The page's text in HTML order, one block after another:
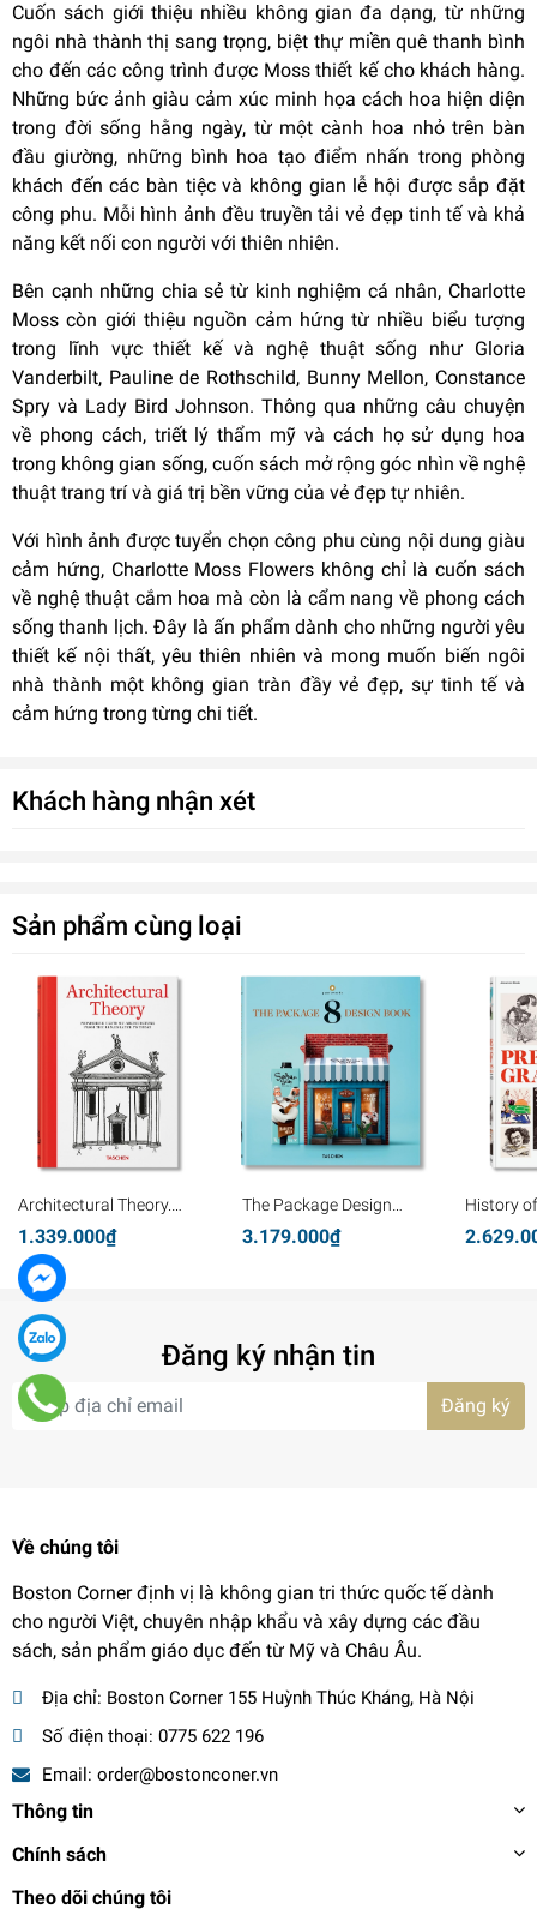
Cuốn sách giới thiệu nhiều không gian đa dạng, từ những
ngôi nhà thành thị sang trọng, biệt thự miền quê thanh bình
cho đến các công trình được Moss thiết kế cho khách hàng.
Những bức ảnh giàu cảm xúc minh họa cách hoa hiện diện
trong đời sống hằng ngày, từ một cành hoa nhỏ trên bàn
đầu giường, những bình hoa tạo điểm nhấn trong phòng
khách đến các bàn tiệc và không gian lễ hội được sắp đặt
công phu. Mỗi hình ảnh đều truyền tải vẻ đẹp tinh tế và khả
năng kết nối con người với thiên nhiên.
Bên cạnh những chia sẻ từ kinh nghiệm cá nhân, Charlotte
Moss còn giới thiệu nguồn cảm hứng từ nhiều biểu tượng
trong lĩnh vực thiết kế và nghệ thuật sống như Gloria
Vanderbilt, Pauline de Rothschild, Bunny Mellon, Constance
Spry và Lady Bird Johnson. Thông qua những câu chuyện
về phong cách, triết lý thẩm mỹ và cách họ sử dụng hoa
trong không gian sống, cuốn sách mở rộng góc nhìn về nghệ
thuật trang trí và giá trị bền vững của vẻ đẹp tự nhiên.
Với hình ảnh được tuyển chọn công phu cùng nội dung giàu
cảm hứng, Charlotte Moss Flowers không chỉ là cuốn sách
về nghệ thuật cắm hoa mà còn là cẩm nang về phong cách
sống thanh lịch. Đây là ấn phẩm dành cho những người yêu
thiết kế nội thất, yêu thiên nhiên và mong muốn biến ngôi
nhà thành một không gian tràn đầy vẻ đẹp, sự tinh tế và
cảm hứng trong từng chi tiết.
Khách hàng nhận xét
Sản phẩm cùng loại
Architectural Theory.
Pioneering Texts on
Architecture from the
Renaissance to Today
1.339.000₫
The Package Design
Book 8
3.179.000₫
History
Đăng ký nhận tin
Đăng ký
Về chúng tôi
Boston Corner định vị là không gian tri thức quốc tế dành
cho người Việt, chuyên nhập khẩu và xây dựng các đầu
sách, sản phẩm giáo dục đến từ Mỹ và Châu Âu.
Địa chỉ: Boston Corner 155 Huỳnh Thúc Kháng, Hà Nội
Số điện thoại: 0775 622 196
Email: order@bostonconer.vn
Thông tin
Chính sách
Theo dõi chúng tôi